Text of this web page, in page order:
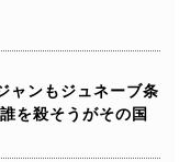
ャンもジュネーブ条
を殺そうがその国